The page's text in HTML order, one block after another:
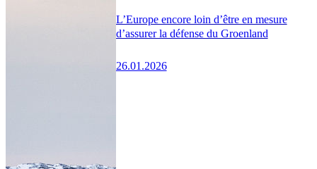
L’Europe encore loin d’être en mesure
d’assurer la défense du Groenland
26.01.2026